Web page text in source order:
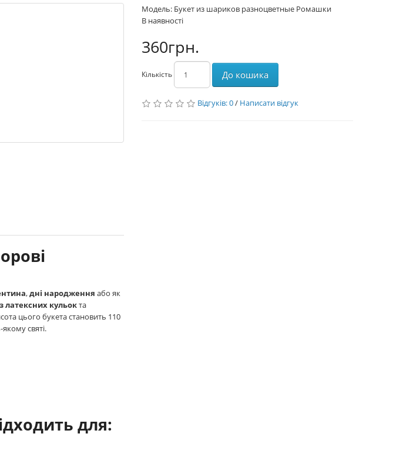
,дні народження або як
латексних кульокта
цього букета становить 110
святі.
для:
Модель: Букет из шариков разноцветные Ромашки
В наявності
360грн.
Кількість До кошика
Відгуків: 0/ Написати відгук